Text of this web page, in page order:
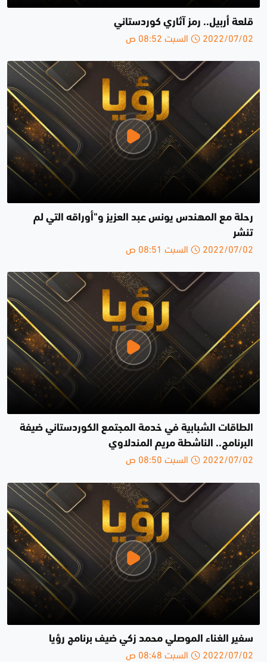
قلعة أربيل.. رمز آثاري كوردستاني
2022/07/02 السبت 08:52 ص
رحلة مع المهندس يونس عبد العزيز و"أوراقه التي لم
تنشر
2022/07/02 السبت 08:51 ص
الطاقات الشبابية في خدمة المجتمع الكوردستاني ضيفة
البرنامج.. الناشطة مريم المندلاوي
2022/07/02 السبت 08:50 ص
سفير الغناء الموصلي محمد زكي ضيف برنامج رؤيا
2022/07/02 السبت 08:48 ص